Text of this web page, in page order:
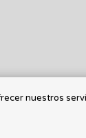
nuestros